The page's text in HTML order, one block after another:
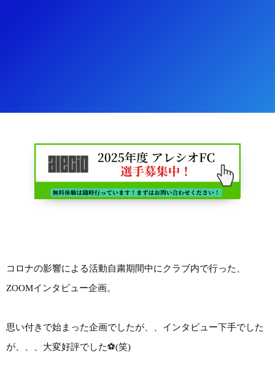
コロナの影響による活動自粛期間中にクラブ内で行った、
ZOOMインタビュー企画。
思い付きで始まった企画でしたが、、インタビュー下手でした
が、、、大変好評でした⚽(笑)